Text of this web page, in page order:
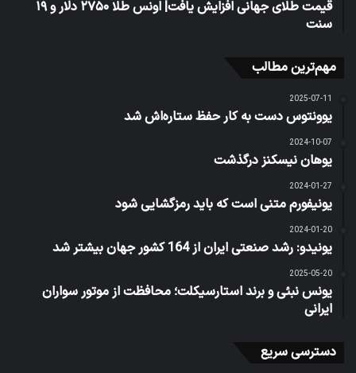
قیمت طلای جهانی افزایش یافت| اونس طلا ۲۷۵۰ دلار و ۱۹
سنت
مهم‌ترین مطالب
2025-07-11
یوونتوس دست به کار حفظ ستاره‌اش شد
2024-10-07
یوهان نیسکنز درگذشت
2024-01-27
یونیفورم متنی است که باید رمزگشایی شود
2024-01-20
یونیدو: رشد صنعتی ایران از 164 کشور جهان بیشتر شد
2025-05-20
یونس نبئی و برند استارسیکلت؛ محافظت از موتور سواران
ایرانی
دسترسی سریع